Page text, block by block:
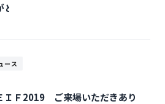
とうございました
ース
ＩＦ2019 ご来場いただきあり